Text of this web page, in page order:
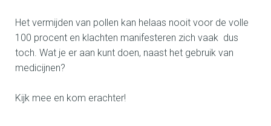
Het vermijden van pollen kan helaas nooit voor de volle
100 procent en klachten manifesteren zich vaak dus
toch. Wat je er aan kunt doen, naast het gebruik van
medicijnen?
Kijk mee en kom erachter!